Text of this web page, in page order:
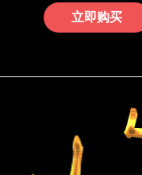
立即购买